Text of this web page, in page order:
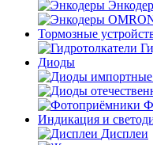
Тормозные
Диоды
Индикация и
Дисплеи